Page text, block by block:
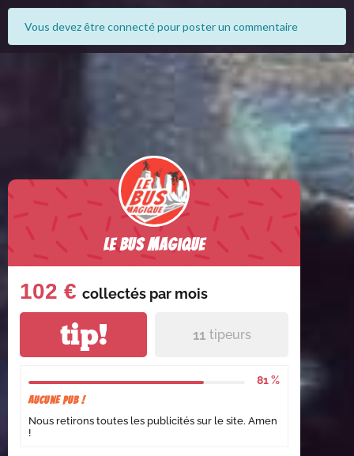
Vous devez être connecté pour poster un commentaire
Le Bus Magique
102 € collectés par mois
tip! 11 tipeurs
81 %
Aucune pub !
Nous retirons toutes les publicités sur le site. Amen
!